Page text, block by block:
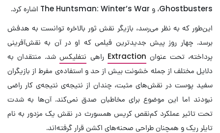
،Ghostbusters و The Huntsman: Winter’s War اشاره کرد.
این‌طور که به نظر می‌رسد، بازیگر نقش ثور بالاخره توانست به هدفش
برسد. چهار روز پیش جدیدترین فیلمی که او در آن به نقش‌آفرینی
پرداخته، تحت عنوان Extraction راهی نتفلیکسشد. منتقدان به
دلایل مختلف از جمله خشونت بیش از حد و استفاده‌ی مفرط از بازیگران
سفید پوست در نقش‌های مثبت، چندان از نتیجه‌ی نتیجه‌ی کار راضی
نبودند اما این موضوع برای مخاطبان صدق نمی‌کند. آن‌ها به شدت
تحت تاثیر عملکرد کم‌نقص کریس همسورث در نقش یک مزدور به نام
تایلر ریک و همچنان طراحی صحنه‌های اکشن قرار گرفته‌اند.